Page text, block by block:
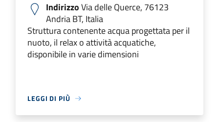
IndirizzoVia delle Querce, 76123
Andria BT, Italia
Struttura contenente acqua progettata per il
nuoto, il relax o attività acquatiche,
disponibile in varie dimensioni
LEGGI DI PIÙ